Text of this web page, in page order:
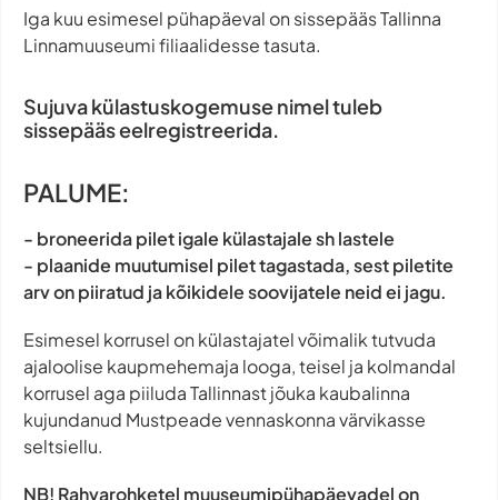
Iga kuu esimesel pühapäeval on sissepääs Tallinna
Linnamuuseumi filiaalidesse tasuta.
Sujuva külastuskogemuse nimel tuleb
sissepääs eelregistreerida.
PALUME:
- broneerida pilet igale külastajale sh lastele
- plaanide muutumisel pilet tagastada, sest piletite
arv on piiratud ja kõikidele soovijatele neid ei jagu.
Esimesel korrusel on külastajatel võimalik tutvuda
ajaloolise kaupmehemaja looga, teisel ja kolmandal
korrusel aga piiluda Tallinnast jõuka kaubalinna
kujundanud Mustpeade vennaskonna värvikasse
seltsiellu.
NB! Rahvarohketel muuseumipühapäevadel on